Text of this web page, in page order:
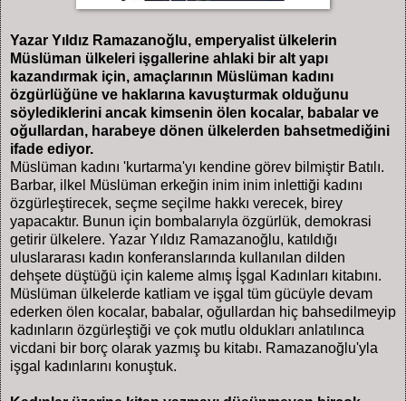
Yazar Yıldız Ramazanoğlu, emperyalist ülkelerin
Müslüman ülkeleri işgallerine ahlaki bir alt yapı
kazandırmak için, amaçlarının Müslüman kadını
özgürlüğüne ve haklarına kavuşturmak olduğunu
söylediklerini ancak kimsenin ölen kocalar, babalar ve
oğullardan, harabeye dönen ülkelerden bahsetmediğini
ifade ediyor.
Müslüman kadını 'kurtarma'yı kendine görev bilmiştir Batılı.
Barbar, ilkel Müslüman erkeğin inim inim inlettiği kadını
özgürleştirecek, seçme seçilme hakkı verecek, birey
yapacaktır. Bunun için bombalarıyla özgürlük, demokrasi
getirir ülkelere. Yazar Yıldız Ramazanoğlu, katıldığı
uluslararası kadın konferanslarında kullanılan dilden
dehşete düştüğü için kaleme almış İşgal Kadınları kitabını.
Müslüman ülkelerde katliam ve işgal tüm gücüyle devam
ederken ölen kocalar, babalar, oğullardan hiç bahsedilmeyip
kadınların özgürleştiği ve çok mutlu oldukları anlatılınca
vicdani bir borç olarak yazmış bu kitabı. Ramazanoğlu'yla
işgal kadınlarını konuştuk.